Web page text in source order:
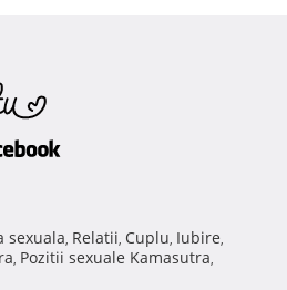
sexuala, Relatii, Cuplu, Iubire,
, Pozitii sexuale Kamasutra,